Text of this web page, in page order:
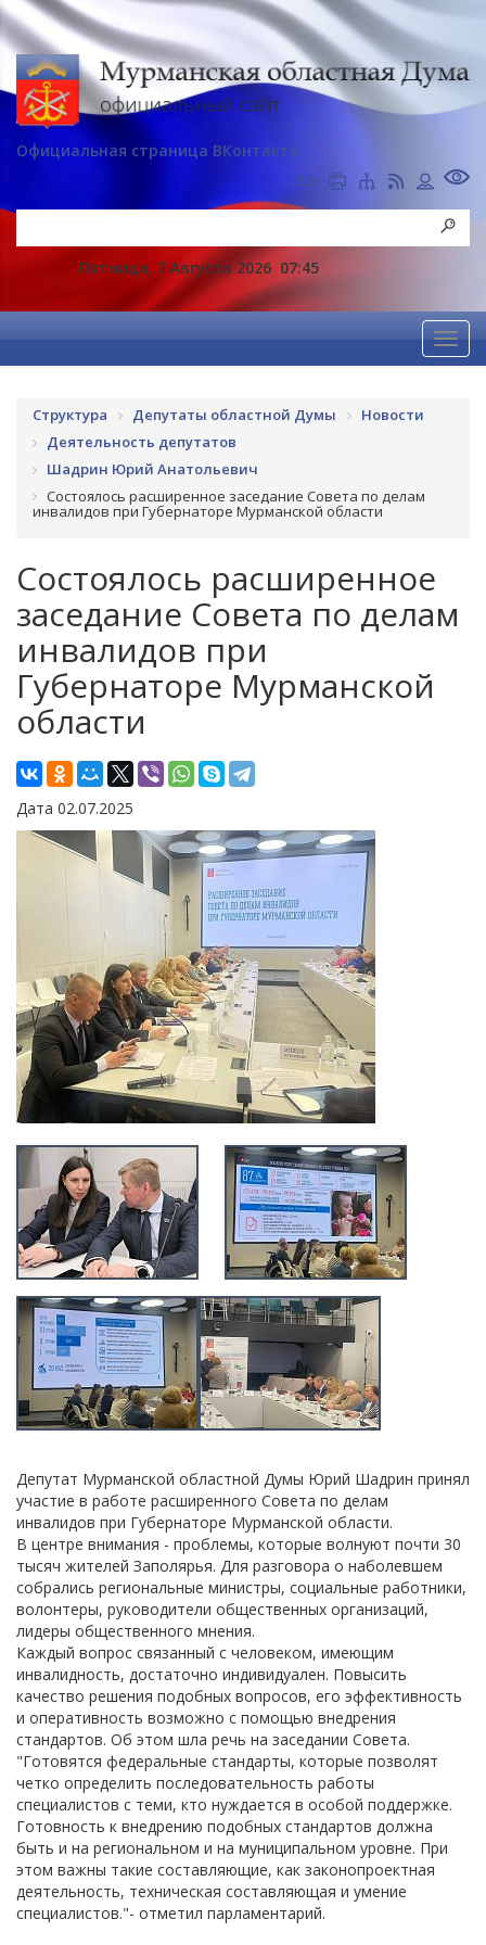
Официальная страница ВКонтакте
Пятница, 7 Августа 2026 07:45
Структура Депутаты областной Думы
Новости
Деятельность депутатов
Шадрин Юрий Анатольевич
Состоялось расширенное заседание Совета по делам
инвалидов при Губернаторе Мурманской области
Состоялось расширенное
заседание Совета по делам
инвалидов при
Губернаторе Мурманской
области
Дата 02.07.2025
Депутат Мурманской областной Думы Юрий Шадрин принял
участие в работе расширенного Совета по делам
инвалидов при Губернаторе Мурманской области.
В центре внимания - проблемы, которые волнуют почти 30
тысяч жителей Заполярья. Для разговора о наболевшем
собрались региональные министры, социальные работники,
волонтеры, руководители общественных организаций,
лидеры общественного мнения.
Каждый вопрос связанный с человеком, имеющим
инвалидность, достаточно индивидуален. Повысить
качество решения подобных вопросов, его эффективность
и оперативность возможно с помощью внедрения
стандартов. Об этом шла речь на заседании Совета.
"Готовятся федеральные стандарты, которые позволят
четко определить последовательность работы
специалистов с теми, кто нуждается в особой поддержке.
Готовность к внедрению подобных стандартов должна
быть и на региональном и на муниципальном уровне. При
этом важны такие составляющие, как законопроектная
деятельность, техническая составляющая и умение
специалистов."- отметил парламентарий.